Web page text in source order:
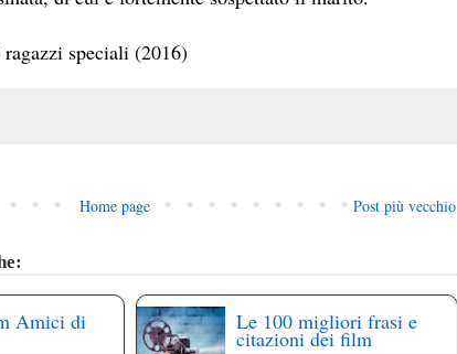
speciali (2016)
Post più vecchio
Home page
Amici di Le 100 migliori frasi e
citazioni dei film